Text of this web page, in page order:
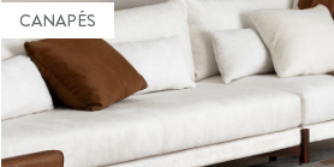
LA SÉDUCTION ET LE
VOTRE
CANAPÉS